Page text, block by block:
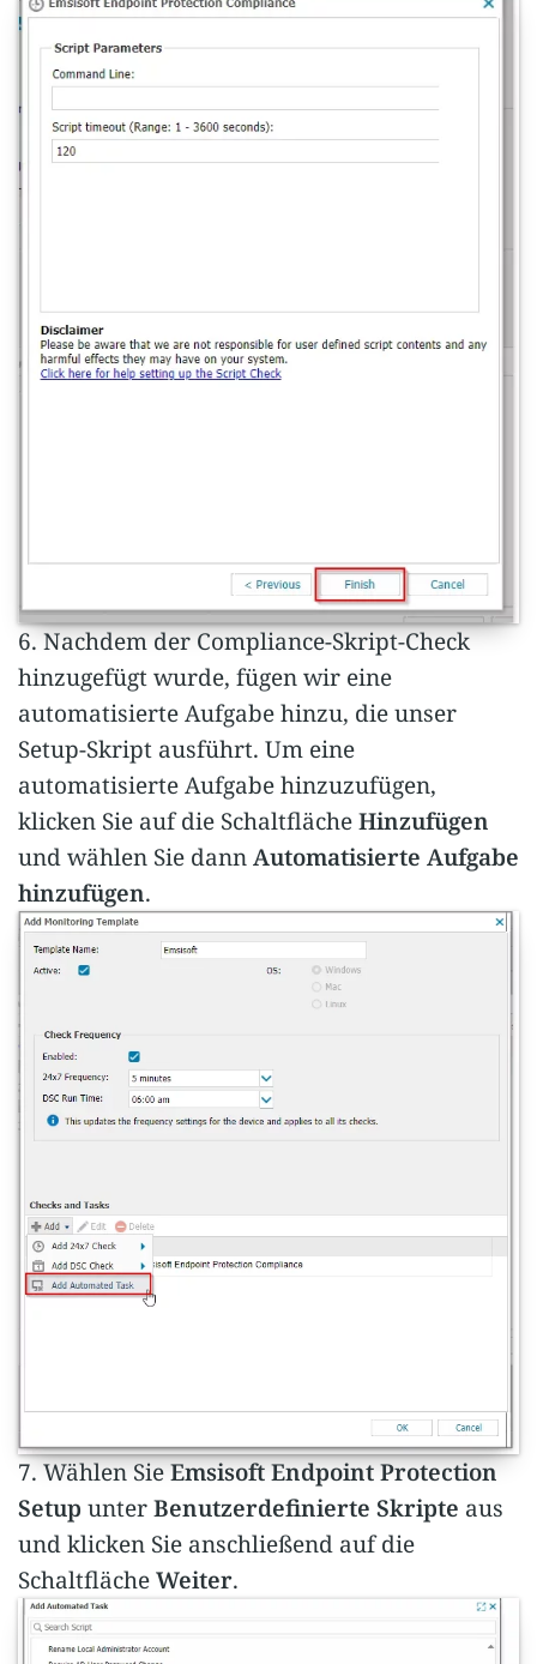
6. Nachdem der Compliance-Skript-Check
hinzugefügt wurde, fügen wir eine
automatisierte Aufgabe hinzu, die unser
Setup-Skript ausführt. Um eine
automatisierte Aufgabe hinzuzufügen,
klicken Sie auf die SchaltflächeHinzufügen
und wählen Sie dannAutomatisierte Aufgabe
hinzufügen.
7. Wählen SieEmsisoft Endpoint Protection
Setup unterBenutzerdefinierte Skripte aus
und klicken Sie anschließend auf die
SchaltflächeWeiter.